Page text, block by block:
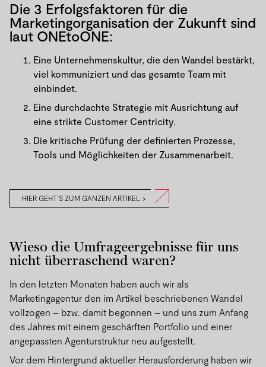
Die 3 Erfolgsfaktoren für die
Marketingorganisation der Zukunft sind
laut ONEtoONE:
Eine Unternehmenskultur, die den Wandel bestärkt,
viel kommuniziert und das gesamte Team mit
einbindet.
Eine durchdachte Strategie mit Ausrichtung auf
eine strikte Customer Centricity.
Die kritische Prüfung der definierten Prozesse,
Tools und Möglichkeiten der Zusammenarbeit.
HIER GEHT’S ZUM GANZEN ARTIKEL >
Wieso die Umfrageergebnisse für uns
nicht überraschend waren?
In den letzten Monaten haben auch wir als
Marketingagentur den im Artikel beschriebenen Wandel
vollzogen – bzw. damit begonnen – und uns zum Anfang
des Jahres mit einem geschärften Portfolio und einer
angepassten Agenturstruktur neu aufgestellt.
Vor dem Hintergrund aktueller Herausforderung haben wir